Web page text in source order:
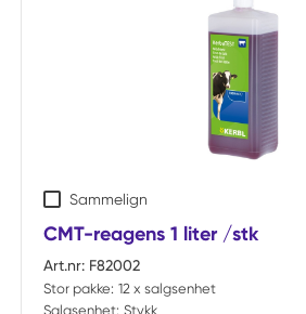
Sammelign
CMT-reagens 1 liter /stk
Art.nr: F82002
Stor pakke: 12 x salgsenhet
Salgsenhet: Stykk